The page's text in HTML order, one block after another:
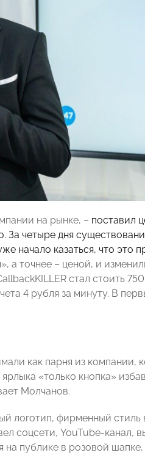
на рынке, – поставил
За четыре дня
начало казаться, что это
а точнее – ценой, и
стал стоить
4 рубля за минуту. В
как парня из компании,
«только кнопка»
Молчанов.
логотип, фирменный стиль
соцсети, YouTube-канал,
на публике в розовой